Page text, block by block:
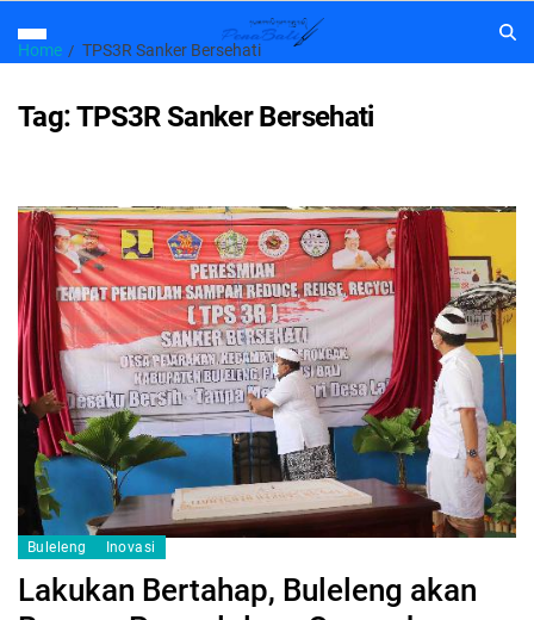
Home TPS3R Sanker Bersehati
Tag:TPS3R Sanker Bersehati
Buleleng Inovasi
Lakukan Bertahap, Buleleng akan